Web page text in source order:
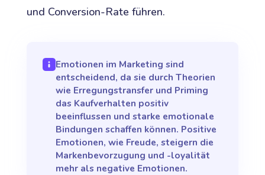
und Conversion-Rate führen.
Emotionen im Marketing sind
entscheidend, da sie durch Theorien
wie Erregungstransfer und Priming
das Kaufverhalten positiv
beeinflussen und starke emotionale
Bindungen schaffen können. Positive
Emotionen, wie Freude, steigern die
Markenbevorzugung und -loyalität
mehr als negative Emotionen.